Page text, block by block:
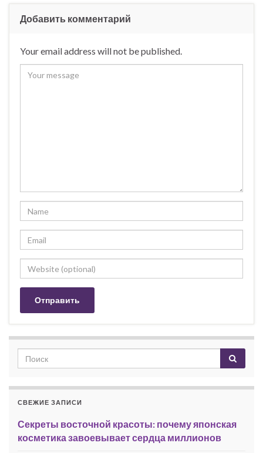
Добавить комментарий
Your email address will not be published.
СВЕЖИЕ ЗАПИСИ
Секреты восточной красоты: почему японская
косметика завоевывает сердца миллионов